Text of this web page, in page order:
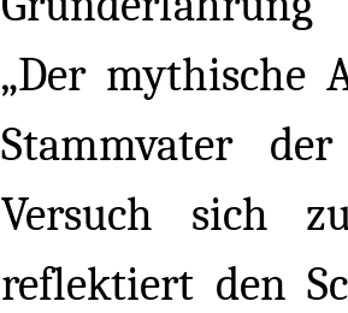
„Der mythische
Stammvater
Versuch sich
reflektiert den